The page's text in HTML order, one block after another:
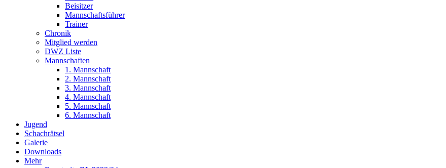
Beisitzer
Mannschaftsführer
Trainer
Chronik
Mitglied werden
DWZ Liste
Mannschaften
1. Mannschaft
2. Mannschaft
3. Mannschaft
4. Mannschaft
5. Mannschaft
6. Mannschaft
Jugend
Schachrätsel
Galerie
Downloads
Mehr